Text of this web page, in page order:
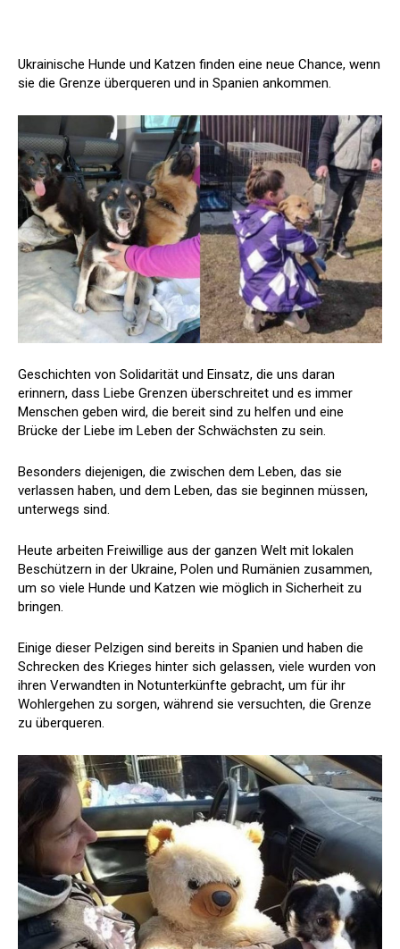
Ukrainische Hunde und Katzen finden eine neue Chance, wenn
sie die Grenze überqueren und in Spanien ankommen.
Geschichten von Solidarität und Einsatz, die uns daran
erinnern, dass Liebe Grenzen überschreitet und es immer
Menschen geben wird, die bereit sind zu helfen und eine
Brücke der Liebe im Leben der Schwächsten zu sein.
Besonders diejenigen, die zwischen dem Leben, das sie
verlassen haben, und dem Leben, das sie beginnen müssen,
unterwegs sind.
Heute arbeiten Freiwillige aus der ganzen Welt mit lokalen
Beschützern in der Ukraine, Polen und Rumänien zusammen,
um so viele Hunde und Katzen wie möglich in Sicherheit zu
bringen.
Einige dieser Pelzigen sind bereits in Spanien und haben die
Schrecken des Krieges hinter sich gelassen, viele wurden von
ihren Verwandten in Notunterkünfte gebracht, um für ihr
Wohlergehen zu sorgen, während sie versuchten, die Grenze
zu überqueren.